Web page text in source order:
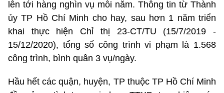
lên tới hàng nghìn vụ mỗi năm. Thông tin từ Thành
ủy TP Hồ Chí Minh cho hay, sau hơn 1 năm triển
khai thực hiện Chỉ thị 23-CT/TU (15/7/2019 -
15/12/2020), tổng số công trình vi phạm là 1.568
công trình, bình quân 3 vụ/ngày.
Hầu hết các quận, huyện, TP thuộc TP Hồ Chí Minh